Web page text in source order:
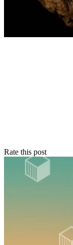
Rate this post